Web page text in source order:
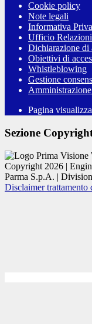
Cookie policy
Note legali
Informativa
Ufficio
Dichiarazione di
Obiettivi di
Whistleblowing
Gestione
Amministrazione
Pagina
Sezione
Copyright 2026 |
Parma S.p.A. |
Disclaimer trattamento